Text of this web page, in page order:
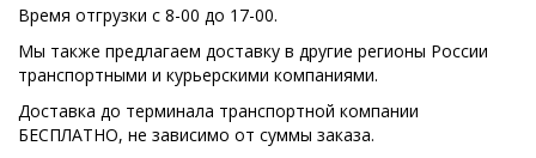
Время отгрузки с 8-00 до 17-00.
Мы также предлагаем доставку в другие регионы России
транспортными и курьерскими компаниями.
Доставка до терминала транспортной компании
БЕСПЛАТНО, не зависимо от суммы заказа.